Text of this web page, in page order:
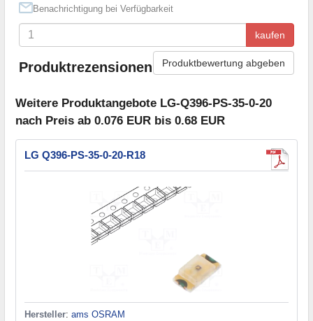
Benachrichtigung bei Verfügbarkeit
kaufen
Produktrezensionen Produktbewertung abgeben
Weitere Produktangebote LG-Q396-PS-35-0-20
nach Preis ab 0.076 EUR bis 0.68 EUR
LG Q396-PS-35-0-20-R18
Hersteller: ams OSRAM